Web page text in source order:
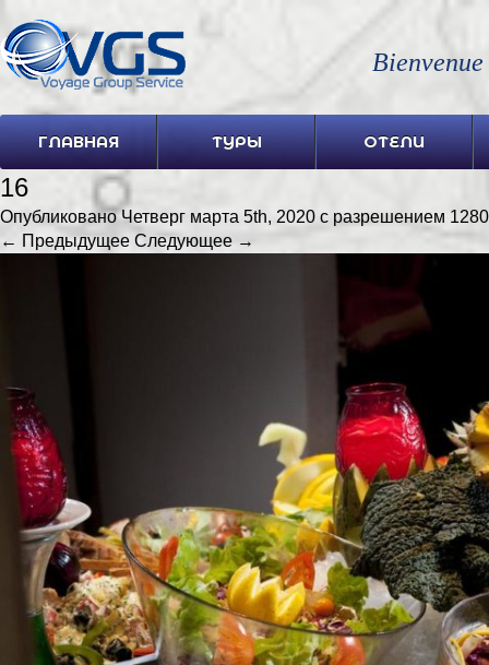
ГЛАВНАЯ ТУРЫ ОТЕЛИ
16
ОпубликованоЧетверг марта 5th, 2020 с разрешением
← Предыдущее Следующее →